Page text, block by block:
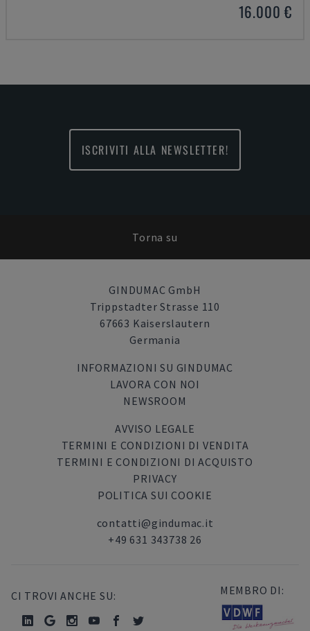
16.000 €
ISCRIVITI ALLA NEWSLETTER!
Torna su
GINDUMAC GmbH
Trippstadter Strasse 110
67663 Kaiserslautern
Germania
INFORMAZIONI SU GINDUMAC
LAVORA CON NOI
NEWSROOM
AVVISO LEGALE
TERMINI E CONDIZIONI DI VENDITA
TERMINI E CONDIZIONI DI ACQUISTO
PRIVACY
POLITICA SUI COOKIE
contatti@gindumac.it
+49 631 343738 26
CI TROVI ANCHE SU: MEMBRO DI: